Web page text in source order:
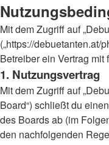
Mit dem Zugriff auf
(„https://debuetanten.at/
Betreiber ein Vertrag
1. Nutzungsvertrag
Mit dem Zugriff auf
Board“) schließt du
des Boards ab (im
den nachfolgenden